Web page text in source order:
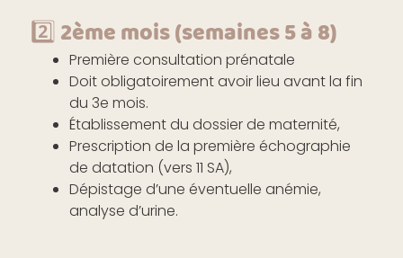
2️⃣ 2ème mois (semaines 5 à 8)
Première consultation prénatale
Doit obligatoirement avoir lieu avant la fin
du 3e mois.
Établissement du dossier de maternité,
Prescription de la première échographie
de datation (vers 11 SA),
Dépistage d’une éventuelle anémie,
analyse d’urine.